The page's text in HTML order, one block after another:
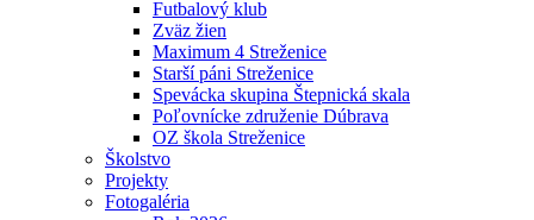
Futbalový klub
Zväz žien
Maximum 4 Streženice
Starší páni Streženice
Spevácka skupina Štepnická skala
Poľovnícke združenie Dúbrava
OZ škola Streženice
Školstvo
Projekty
Fotogaléria